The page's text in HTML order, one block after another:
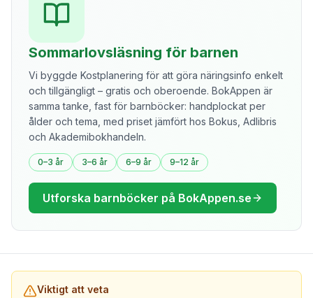
Sommarlovsläsning för barnen
Vi byggde Kostplanering för att göra näringsinfo enkelt
och tillgängligt – gratis och oberoende. BokAppen är
samma tanke, fast för barnböcker: handplockat per
ålder och tema, med priset jämfört hos Bokus, Adlibris
och Akademibokhandeln.
0–3 år 3–6 år 6–9 år 9–12 år
Utforska barnböcker på BokAppen.se
Viktigt att veta